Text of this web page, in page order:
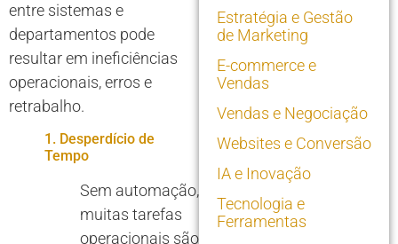
entre sistemas e
departamentos pode
resultar em ineficiências
operacionais, erros e
retrabalho.
1. Desperdício de
Tempo
Sem automação,
muitas tarefas
operacionais são
Estratégia e Gestão
de Marketing
E-commerce e
Vendas
Vendas e Negociação
Websites e Conversão
IA e Inovação
Tecnologia e
Ferramentas